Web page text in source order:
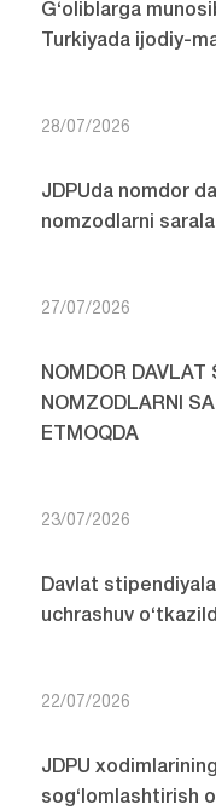
G‘oliblarga
Turkiyada ijodiy-
28/07/2026
JDPUda nomdor
nomzodlarni
27/07/2026
NOMDOR DAVLAT
NOMZODLARNI
ETMOQDA
23/07/2026
Davlat
uchrashuv o‘tkazildi
22/07/2026
JDPU
sog‘lomlashtirish